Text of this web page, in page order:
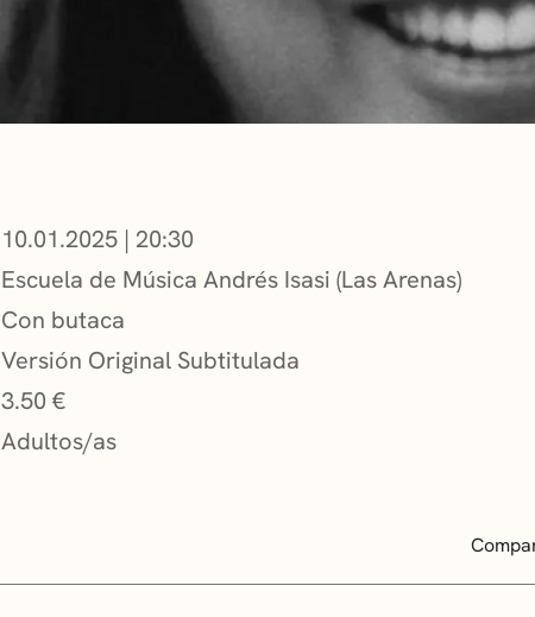
CONVOCATORIAS
NOTICIAS
ASOCIACIONES
10.01.2025 | 20:30
Escuela de Música Andrés Isasi (Las Arenas)
Con butaca
Versión Original Subtitulada
3.50 €
Adultos/as